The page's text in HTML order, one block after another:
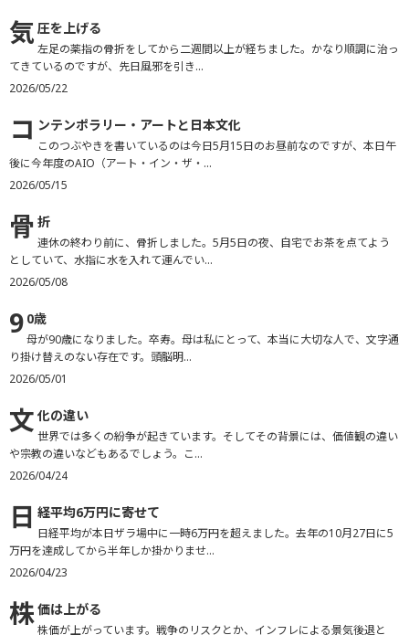
気 圧を上げる
左足の薬指の骨折をしてから二週間以上が経ちました。かなり順調に治っ
てきているのですが、先日風邪を引き...
2026/05/22
コ ンテンポラリー・アートと日本文化
このつぶやきを書いているのは今日5月15日のお昼前なのですが、本日午
後に今年度のAIO（アート・イン・ザ・...
2026/05/15
骨 折
連休の終わり前に、骨折しました。5月5日の夜、自宅でお茶を点てよう
としていて、水指に水を入れて運んでい...
2026/05/08
9 0歳
母が90歳になりました。卒寿。母は私にとって、本当に大切な人で、文字通
り掛け替えのない存在です。頭脳明...
2026/05/01
文 化の違い
世界では多くの紛争が起きています。そしてその背景には、価値観の違い
や宗教の違いなどもあるでしょう。こ...
2026/04/24
日 経平均6万円に寄せて
日経平均が本日ザラ場中に一時6万円を超えました。去年の10月27日に5
万円を達成してから半年しか掛かりませ...
2026/04/23
株価は上がる
株価が上がっています。戦争のリスクとか、インフレによる景気後退と